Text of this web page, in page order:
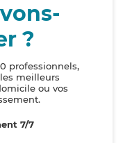
?
professionnels,
meilleurs
ou vos
7/7